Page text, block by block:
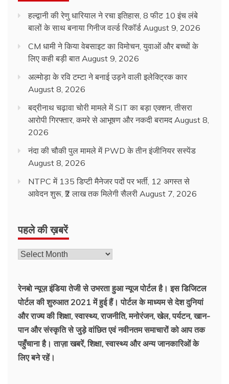
हल्द्वानी की रेणु धारियाल ने रचा इतिहास, 8 फीट 10 इंच लंबे
बालों के साथ बनाया गिनीज वर्ल्ड रिकॉर्ड August 9, 2026
CM धामी ने किया वेबसाइट का विमोचन, युवाओं और बच्चों के
लिए कही बड़ी बात August 9, 2026
अल्मोड़ा के रवि टम्टा ने बनाई उड़ने वाली इलेक्ट्रिक कार
August 8, 2026
बद्रीनाथ चढ़ावा चोरी मामले में SIT का बड़ा एक्शन, तीसरा
आरोपी गिरफ्तार, कमरे से आभूषण और नकदी बरामद August 8,
2026
नंदा की चौकी पुल मामले में PWD के तीन इंजीनियर सस्पेंड
August 8, 2026
NTPC में 135 डिप्टी मैनेजर पदों पर भर्ती, 12 अगस्त से
आवेदन शुरू, ₹2 लाख तक मिलेगी सैलरी August 7, 2026
पहले की ख़बरें
रेनबो न्यूज़ इंडिया तेजी से उभरता हुआ न्‍यूज पोर्टल है। इस डिजिटल
पोर्टल की शुरुआत 2021 में हुई हैं। पोर्टल के माध्यम से देश दुनियां
और राज्य की शिक्षा, स्वास्थ्य, राजनीति, मनोरंजन, खेल, पर्यटन, खान-
पान और संस्कृति से जुड़े वांछित एवं नवीनतम समाचारों को आप तक
पहुँचाना है। ताज़ा खबरें, शिक्षा, स्वास्थ्य और अन्य जानकारिओं के
लिए बने रहें।